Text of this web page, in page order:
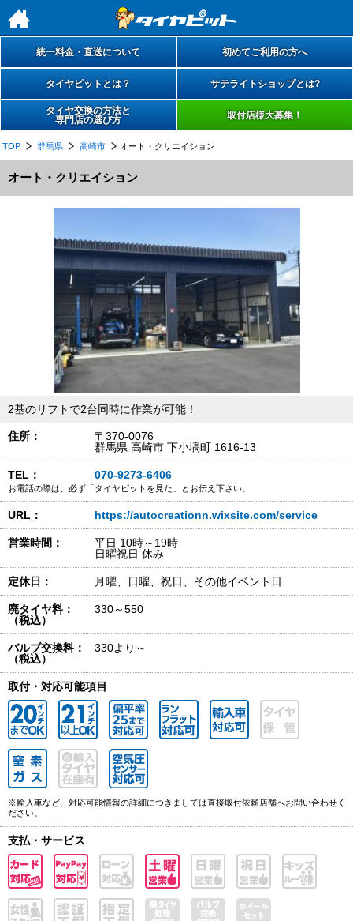
h
統一料金・直送について 初めてご利用の方へ
タイヤピットとは？ サテライトショップとは?
タイヤ交換の方法と
専門店の選び方
取付店様大募集！
TOP 群馬県 高崎市 オート・クリエイション
オート・クリエイション
2基のリフトで2台同時に作業が可能！
住所：
〒370-0076
群馬県 高崎市 下小塙町 1616-13
TEL： 070-9273-6406
お電話の際は、必ず「タイヤピットを見た」とお伝え下さい。
URL： https://autocreationn.wixsite.com/service
営業時間：
平日 10時～19時
日曜祝日 休み
定休日： 月曜、日曜、祝日、その他イベント日
廃タイヤ料：
（税込）
330～550
バルブ交換料：
（税込）
330より～
取付・対応可能項目
※輸入車など、対応可能情報の詳細につきましては直接取付依頼店舗へお問い合わせく
ださい。
支払・サービス